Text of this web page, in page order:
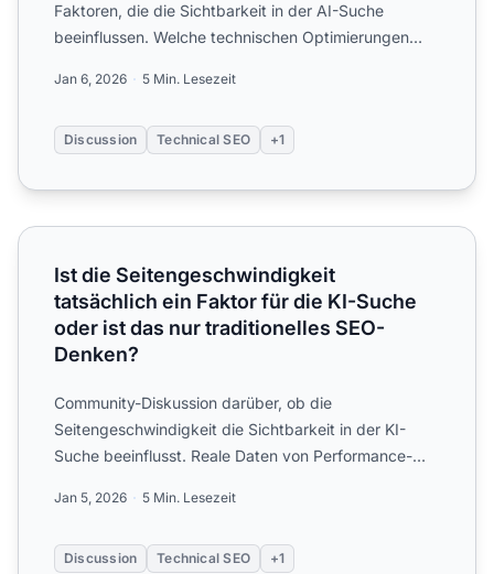
Faktoren, die die Sichtbarkeit in der AI-Suche
beeinflussen. Welche technischen Optimierungen
Jan 6, 2026 5 Min. Lesezeit
Discussion Technical SEO +1
Ist die Seitengeschwindigkeit tatsächlich ein Faktor für
Ist die Seitengeschwindigkeit
tatsächlich ein Faktor für die KI-Suche
oder ist das nur traditionelles SEO-
Denken?
Community-Diskussion darüber, ob die
Seitengeschwindigkeit die Sichtbarkeit in der KI-
Suche beeinflusst. Reale Daten von Performance-
Jan 5, 2026 5 Min. Lesezeit
Discussion Technical SEO +1